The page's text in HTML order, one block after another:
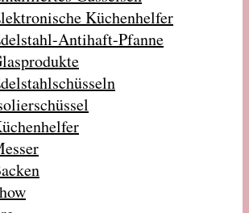
Küchenhelfer
Antihaft-Pfanne